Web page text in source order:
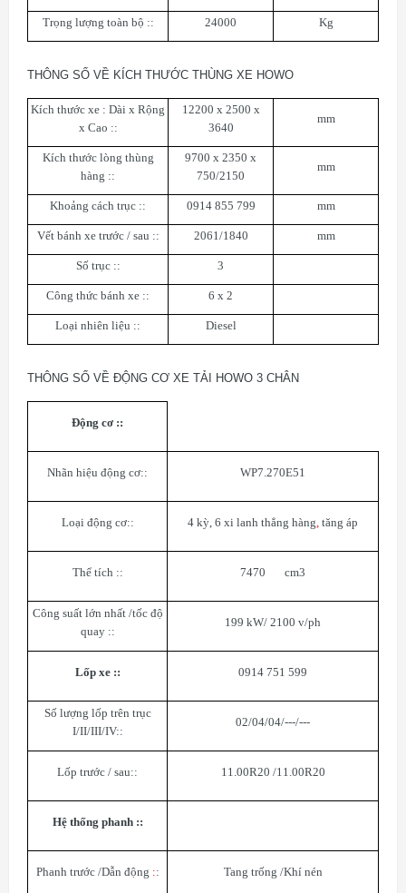
Trọng lượng toàn bộ :: 24000 Kg
THÔNG SỐ VỀ KÍCH THƯỚC THÙNG XE HOWO
Kích thước xe : Dài x Rộng
x Cao ::
12200 x 2500 x
3640
mm
Kích thước lòng thùng
hàng ::
9700 x 2350 x
750/2150
mm
Khoảng cách trục :: 0914 855 799 mm
Vết bánh xe trước / sau :: 2061/1840 mm
Số trục :: 3
Công thức bánh xe :: 6 x 2
Loại nhiên liệu :: Diesel
THÔNG SỐ VỀ ĐỘNG CƠ XE TẢI HOWO 3 CHÂN
Động cơ ::
Nhãn hiệu động cơ:: WP7.270E51
Loại động cơ:: 4 kỳ, 6 xi lanh thẳng hàng, tăng áp
Thể tích :: 7470 cm3
Công suất lớn nhất /tốc độ
quay ::
199 kW/ 2100 v/ph
Lốp xe :: 0914 751 599
Số lượng lốp trên trục
I/II/III/IV::
02/04/04/---/---
Lốp trước / sau:: 11.00R20 /11.00R20
Hệ thống phanh ::
Phanh trước /Dẫn động :: Tang trống /Khí nén